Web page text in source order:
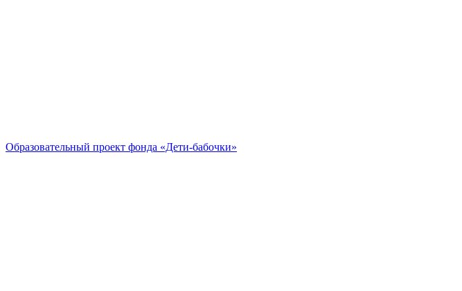
Образовательный проект фонда «Дети-бабочки»